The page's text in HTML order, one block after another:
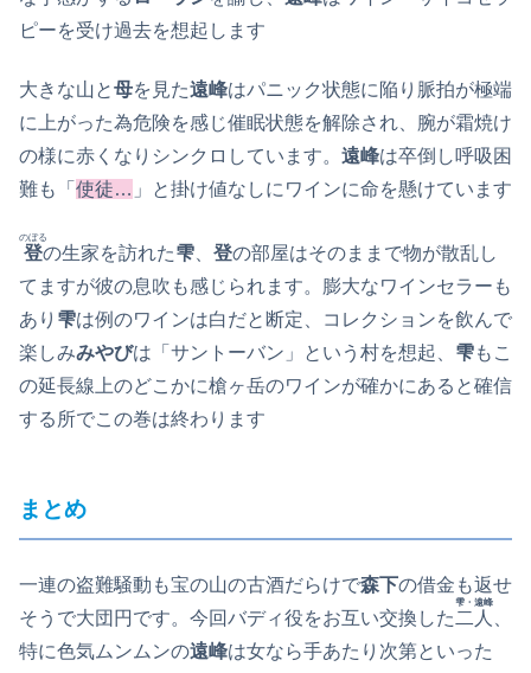
ピーを受け過去を想起します
大きな山と母を見た遠峰はパニック状態に陥り脈拍が極端
に上がった為危険を感じ催眠状態を解除され、腕が霜焼け
の様に赤くなりシンクロしています。 遠峰は卒倒し呼吸困
難も「 使徒… 」と掛け値なしにワインに命を懸けています
登
のぼる
の生家を訪れた雫、 登の部屋はそのままで物が散乱し
てますが彼の息吹も感じられます。膨大なワインセラーも
あり 雫は例のワインは白だと断定、コレクションを飲んで
楽しみみやびは「サントーバン」という村を想起、 雫もこ
の延長線上のどこかに槍ヶ岳のワインが確かにあると確信
する所でこの巻は終わります
まとめ
一連の盗難騒動も宝の山の古酒だらけで森下の借金も返せ
そうで大団円です。今回バディ役をお互い交換した 二人
雫・遠峰
特に色気ムンムンの遠峰は女なら手あたり次第といった